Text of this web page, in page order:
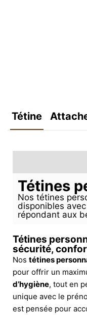
Tétine
Tétines
Nos tétines
disponibles
répondant aux
Tétines
sécurité,
Nos tétines
pour offrir un
d’hygiène, tout en
unique avec le
est pensée pour